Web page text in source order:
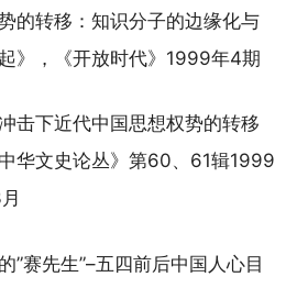
的转移：知识分子的边缘化与
》，《开放时代》1999年4期
击下近代中国思想权势的转移
华文史论丛》第60、61辑1999
”赛先生”–五四前后中国人心目